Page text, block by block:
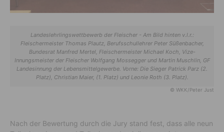
Landeslehrlingswettbewerb der Fleischer - Am Bild hinten v.l.r.:
Fleischermeister Thomas Plautz, Berufsschullehrer Peter Süßenbacher,
Bundesrat Manfred Mertel, Fleischermeister Michael Koch, Vize-
Innungsmeister der Fleischer Wolfgang Mossegger und Martin Muschlin, GF
Landesinnung der Lebensmittelgewerbe. Vorne: Die Sieger Patrick Parz (2.
Platz), Christian Maier, (1. Platz) und Leonie Roth (3. Platz).
© WKK/Peter Just
Nach der Bewertung durch die Jury stand fest, dass alle neun